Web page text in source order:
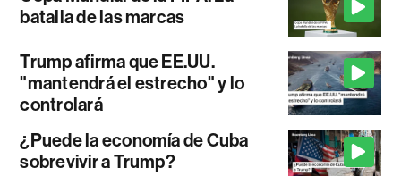
batalla de las marcas
Trump afirma que EE.UU.
"mantendrá el estrecho" y lo
controlará
¿Puede la economía de Cuba
sobrevivir a Trump?